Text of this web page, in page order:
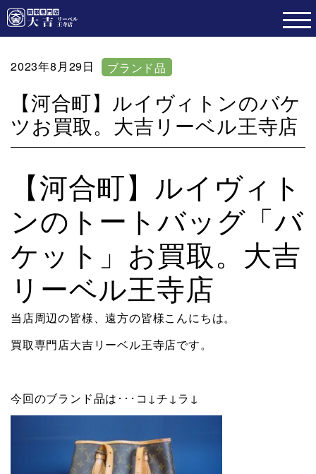
2023年8月29日 ブランド品
【河合町】ルイヴィトンのバケ
ツお買取。大吉リーベル王寺店
【河合町】ルイヴィト
ンのトートバッグ「バ
ケット」お買取。大吉
リーベル王寺店
当店周辺の皆様、遠方の皆様こんにちは。
買取専門店大吉リーベル王寺店です。
今回のブランド品は･･･コ↓チ↓ラ↓